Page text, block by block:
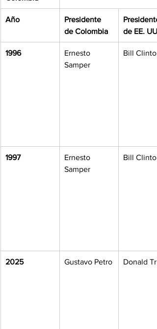
Año
Presidente
de Colombia
de EE. UU.
1996
Ernesto
Samper
Bill Clinton
1997
Ernesto
Samper
Bill Clinton
2025 Gustavo Petro Donald